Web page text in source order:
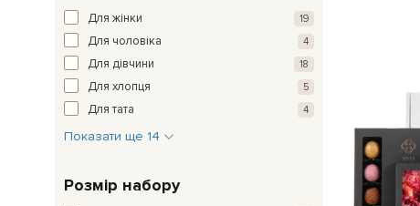
Для жінки 19
Для чоловіка 4
Для дівчини 18
Для хлопця 5
Для тата 4
Показати ще 14
Розмір набору